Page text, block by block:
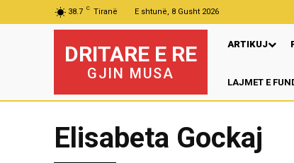
38.7 C Tiranë E shtunë, 8 Gusht 2026
DRITARE E RE
GJIN MUSA
ARTIKUJ
LAJMET E
Elisabeta Gockaj